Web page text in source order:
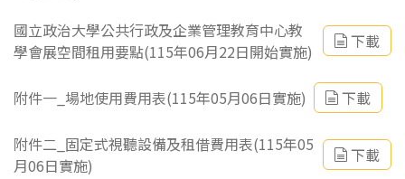
國立政治大學公共行政及企業管理教育中心教
學會展空間租用要點(115年06月22日開始實施)
下載
附件一_場地使用費用表(115年05月06日實施) 下載
附件二_固定式視聽設備及租借費用表(115年05
月06日實施)
下載